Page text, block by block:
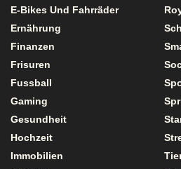
E-Bikes Und Fahrräder
Ernährung
Finanzen
Frisuren
Fussball
Gaming
Gesundheit
Hochzeit
Immobilien